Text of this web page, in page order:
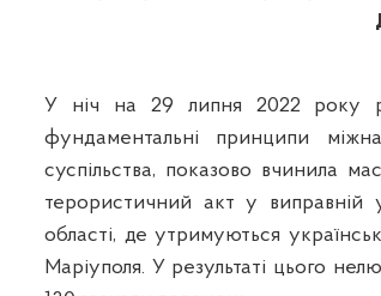
У ніч на 29 липня 2022 року
фундаментальні принципи
суспільства, показово вчинила
терористичний акт у виправній
області, де утримуються
Маріуполя. У результаті цього